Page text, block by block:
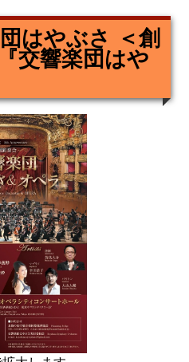
はやぶさ ＜創
交響楽団はや